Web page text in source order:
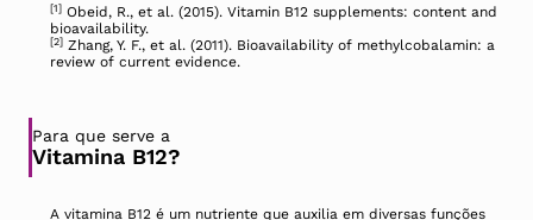
[1] Obeid, R., et al. (2015). Vitamin B12 supplements: content and
bioavailability.
[2] Zhang, Y. F., et al. (2011). Bioavailability of methylcobalamin: a
review of current evidence.
Para que serve a
Vitamina B12?
A vitamina B12 é um nutriente que auxilia em diversas funções